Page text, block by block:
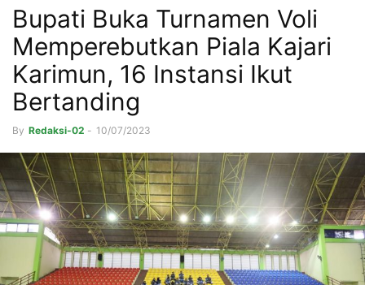
Bupati Buka Turnamen Voli
Memperebutkan Piala Kajari
Karimun, 16 Instansi Ikut
Bertanding
By Redaksi-02 - 10/07/2023